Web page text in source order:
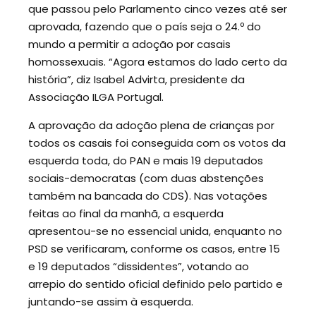
que passou pelo Parlamento cinco vezes até ser
aprovada, fazendo que o país seja o 24.º do
mundo a permitir a adoção por casais
homossexuais. “Agora estamos do lado certo da
história”, diz Isabel Advirta, presidente da
Associação ILGA Portugal.
A aprovação da adoção plena de crianças por
todos os casais foi conseguida com os votos da
esquerda toda, do PAN e mais 19 deputados
sociais-democratas (com duas abstenções
também na bancada do CDS). Nas votações
feitas ao final da manhã, a esquerda
apresentou-se no essencial unida, enquanto no
PSD se verificaram, conforme os casos, entre 15
e 19 deputados “dissidentes”, votando ao
arrepio do sentido oficial definido pelo partido e
juntando-se assim à esquerda.